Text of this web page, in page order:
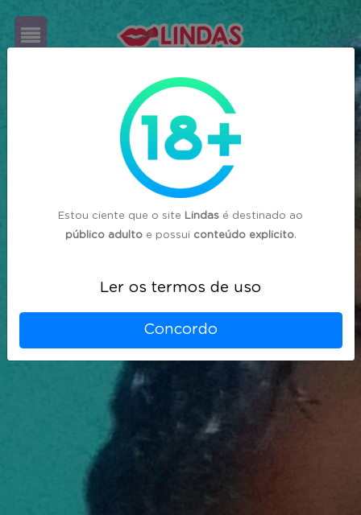
Estou ciente que o site Lindas é destinado ao
público adultoe possui conteúdo explicito.
Ler os termos de uso
Concordo